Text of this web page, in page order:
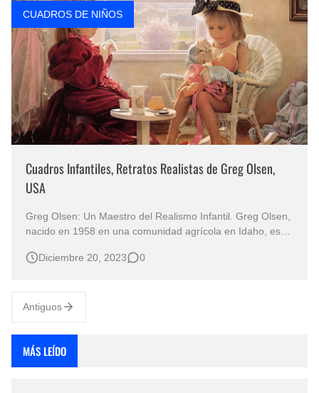
CUADROS DE NIÑOS
Cuadros Infantiles, Retratos Realistas de Greg Olsen,
USA
Greg Olsen: Un Maestro del Realismo Infantil. Greg Olsen,
nacido en 1958 en una comunidad agrícola en Idaho, es
representaciones de Jesucristo. Artista del Retrato Artístico
Diciembre 20, 2023 0
Antiguos
MÁS LEÍDO